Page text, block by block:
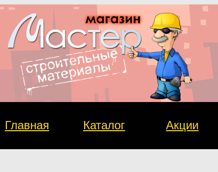
Главная Каталог Акции